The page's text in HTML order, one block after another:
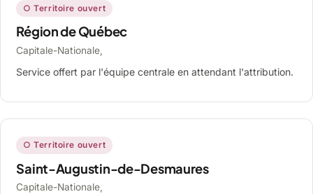
○ Territoire ouvert
Région de Québec
Capitale-Nationale,
Service offert par l'équipe centrale en attendant l'attribution.
○ Territoire ouvert
Saint-Augustin-de-Desmaures
Capitale-Nationale,